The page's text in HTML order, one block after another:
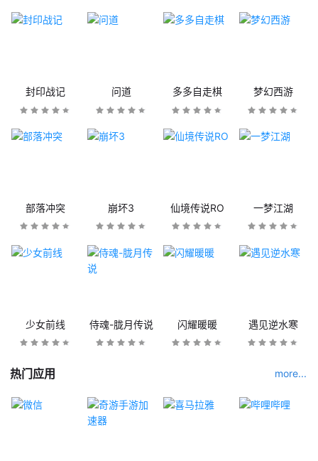
封印战记 问道 多多自走棋 梦幻西游
部落冲突 崩坏3 仙境传说RO 一梦江湖
少女前线 侍魂-胧月传说 闪耀暖暖 遇见逆水寒
热门应用 more...